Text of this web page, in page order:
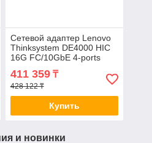
Сетевой адаптер Lenovo
Thinksystem DE4000 HIC
16G FC/10GbE 4-ports
4C57A14366 2-022505-
TOP
411 359₸
428 122 ₸
Купить
и новинки